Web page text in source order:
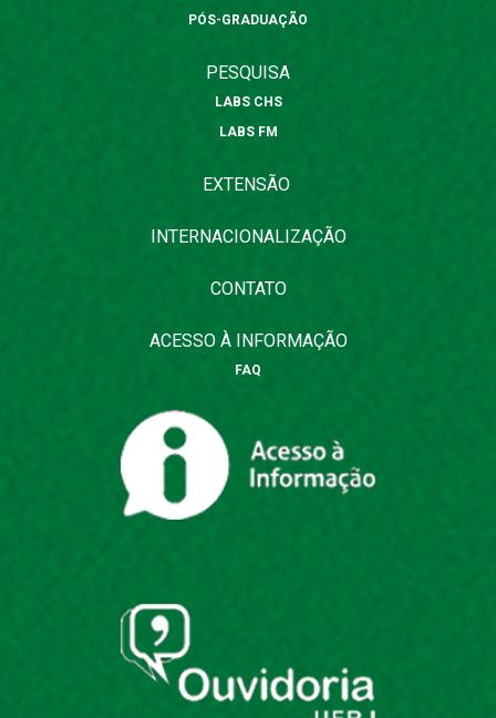
PÓS-GRADUAÇÃO
PESQUISA
LABS CHS
LABS FM
EXTENSÃO
INTERNACIONALIZAÇÃO
CONTATO
ACESSO À INFORMAÇÃO
FAQ